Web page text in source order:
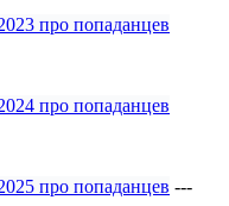
про попаданцев
про попаданцев
про попаданцев ---